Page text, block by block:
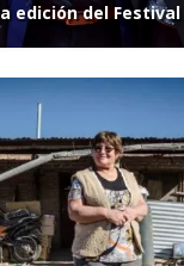
edición del